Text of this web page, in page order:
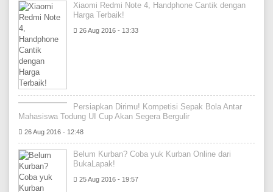
Xiaomi Redmi Note 4, Handphone Cantik dengan
Harga Terbaik!
26 Aug 2016 - 13:33
Persiapkan Dirimu! Kompetisi Sepak Bola Antar
Mahasiswa Todung UI Cup Akan Segera Bergulir
26 Aug 2016 - 12:48
Belum Kurban? Coba yuk Kurban Online dari
BukaLapak!
25 Aug 2016 - 19:57